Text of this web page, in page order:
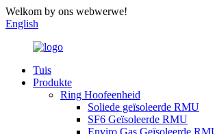
Welkom by ons webwerwe!
English
Tuis
Produkte
Ring Hoofeenheid
Soliede geïsoleerde RMU
SF6 Geïsoleerde RMU
Enviro Gas Geïsoleerde